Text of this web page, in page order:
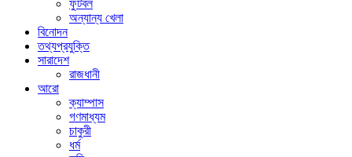
ফুটবল
অন্যান্য খেলা
বিনোদন
তথ্যপ্রযুক্তি
সারাদেশ
রাজধানী
আরো
ক্যাম্পাস
গণমাধ্যম
চাকুরী
ধর্ম